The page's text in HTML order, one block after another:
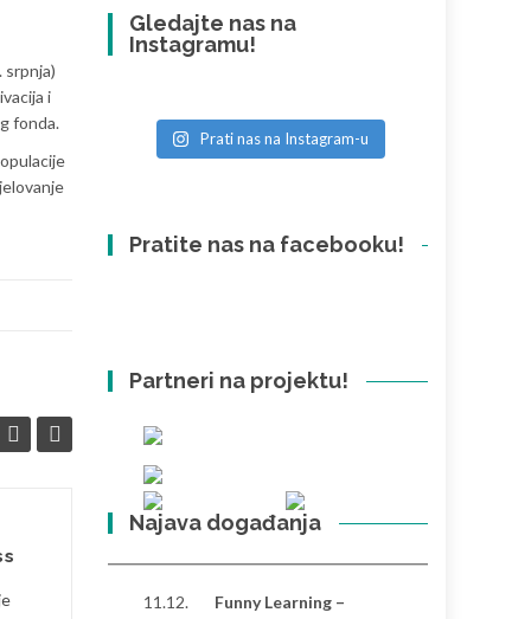
srpnja)
i
fonda.
Objavljen javni poziv
za podnošenje
Gledajte nas na
Instagramu!
Prati nas na Instagram-u
Pratite nas na facebooku!
Partneri na projektu!
Najava događanja
11.12.
Funny Learning –